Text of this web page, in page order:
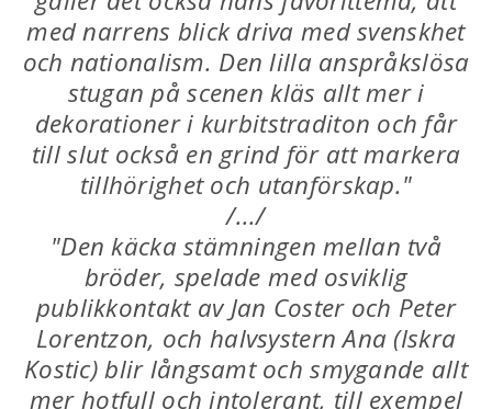
med narrens blick driva med svenskhet
och nationalism. Den lilla anspråkslösa
stugan på scenen kläs allt mer i
dekorationer i kurbitstraditon och får
till slut också en grind för att markera
tillhörighet och utanförskap."
/.../
"Den käcka stämningen mellan två
bröder, spelade med osviklig
publikkontakt av Jan Coster och Peter
Lorentzon, och halvsystern Ana (Iskra
Kostic) blir långsamt och smygande allt
mer hotfull och intolerant, till exempel